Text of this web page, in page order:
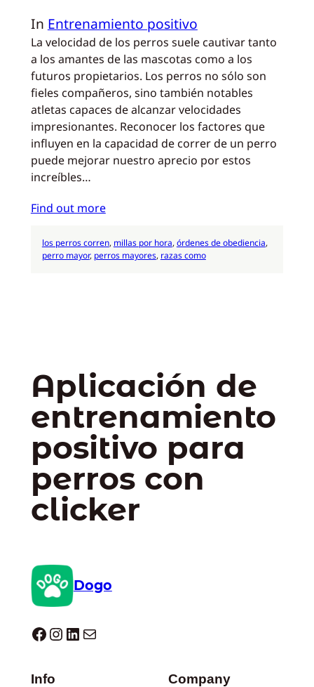
In Entrenamiento positivo
La velocidad de los perros suele cautivar tanto
a los amantes de las mascotas como a los
futuros propietarios. Los perros no sólo son
fieles compañeros, sino también notables
atletas capaces de alcanzar velocidades
impresionantes. Reconocer los factores que
influyen en la capacidad de correr de un perro
puede mejorar nuestro aprecio por estos
increíbles…
Find out more
los perros corren, millas por hora, órdenes de obediencia
perro mayor, perros mayores, razas como
Aplicación de
entrenamiento
positivo para
perros con
clicker
Dogo
Dogo facebook InstagramLinkedIn Correo electrónico
Info Company